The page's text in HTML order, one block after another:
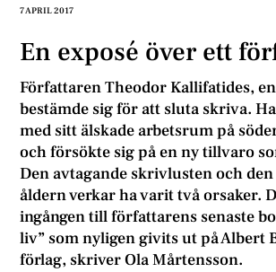
7 APRIL 2017
En exposé över ett
Författaren Theodor Kallifatides,
bestämde sig för att sluta skriva.
med sitt älskade arbetsrum på
och försökte sig på en ny tillvaro
Den avtagande skrivlusten och
åldern verkar ha varit två orsaker.
ingången till författarens senaste
liv” som nyligen givits ut på Albert
förlag, skriver Ola Mårtensson.